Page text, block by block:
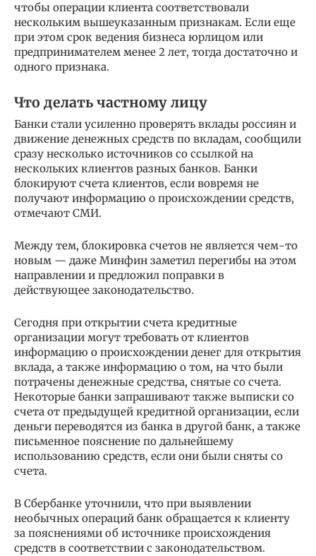
чтобы операции клиента соответствовали
нескольким вышеуказанным признакам. Если еще
при этом срок ведения бизнеса юрлицом или
предпринимателем менее 2 лет, тогда достаточно и
одного признака.
Что делать частному лицу
Банки стали усиленно проверять вклады россиян и
движение денежных средств по вкладам, сообщили
сразу несколько источников со ссылкой на
нескольких клиентов разных банков. Банки
блокируют счета клиентов, если вовремя не
получают информацию о происхождении средств,
отмечают СМИ.
Между тем, блокировка счетов не является чем-то
новым — даже Минфин заметил перегибы на этом
направлении и предложил поправки в
действующее законодательство.
Сегодня при открытии счета кредитные
организации могут требовать от клиентов
информацию о происхождении денег для открытия
вклада, а также информацию о том, на что были
потрачены денежные средства, снятые со счета.
Некоторые банки запрашивают также выписки со
счета от предыдущей кредитной организации, если
деньги переводятся из банка в другой банк, а также
письменное пояснение по дальнейшему
использованию средств, если они были сняты со
счета.
В Сбербанке уточнили, что при выявлении
необычных операций банк обращается к клиенту
за пояснениями об источнике происхождения
средств в соответствии с законодательством.